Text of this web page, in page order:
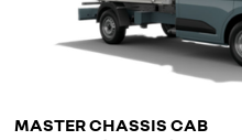
MASTER CHASSIS CAB